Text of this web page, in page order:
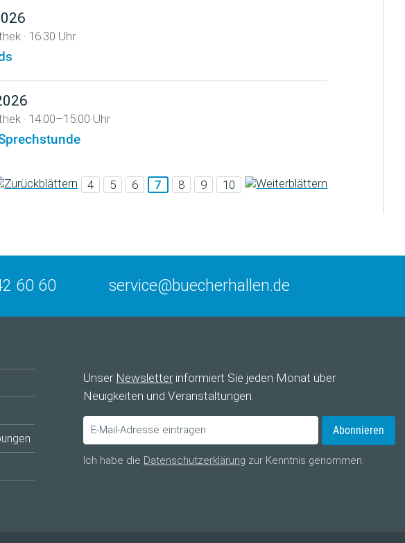
· 16:30 Uhr
· 14:00–15:00 Uhr
4 5 6 7 8 9 10
60 60 service@buecherhallen.de
Unser Newsletterinformiert Sie jeden Monat über
Neuigkeiten und Veranstaltungen.
Abonnieren
Ich habe die Datenschutzerklärung zur Kenntnis genommen.